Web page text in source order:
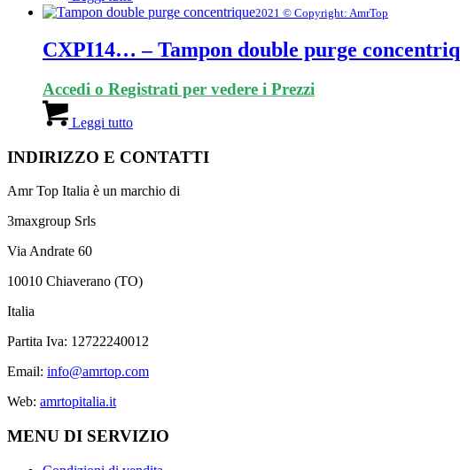
2021 © Copyright: AmrTop
CXPI14… – Tampon double purge
Accedi o Registrati per vedere i Prezzi
Leggi tutto
INDIRIZZO E CONTATTI
Amr Top Italia è un marchio di
3maxgroup Srls
Via Andrate 60
10010 Chiaverano (TO)
Italia
Partita Iva: 12722240012
Email: info@amrtop.com
Web: amrtopitalia.it
MENU DI SERVIZIO